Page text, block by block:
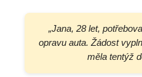
„Jana, 28 let,
opravu auta. Žádost
měla tentýž